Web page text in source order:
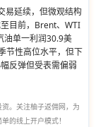
易延续，但微观结构
目前，Brent、WTI
油单一利润30.9美
节性高位水平，但下
反弹但受表需偏弱
。关注柚子返佣网，为
的线上开户模式！